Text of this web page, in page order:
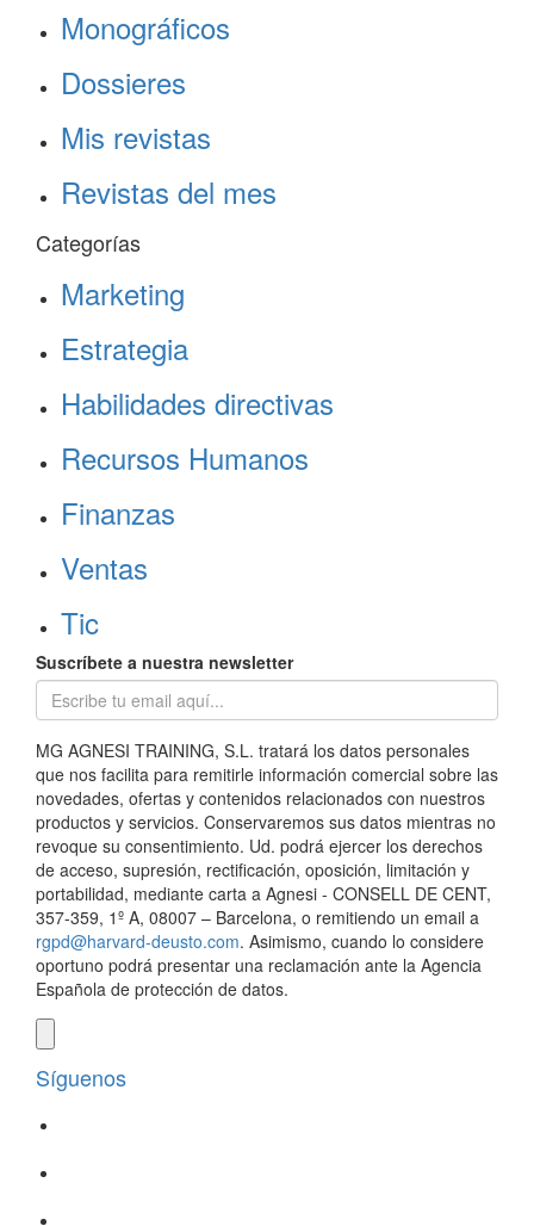
Monográficos
Dossieres
Mis revistas
Revistas del mes
Categorías
Marketing
Estrategia
Habilidades directivas
Recursos Humanos
Finanzas
Ventas
Tic
Suscríbete a nuestra newsletter
MG AGNESI TRAINING, S.L. tratará los datos personales
que nos facilita para remitirle información comercial sobre las
novedades, ofertas y contenidos relacionados con nuestros
productos y servicios. Conservaremos sus datos mientras no
revoque su consentimiento. Ud. podrá ejercer los derechos
de acceso, supresión, rectificación, oposición, limitación y
portabilidad, mediante carta a Agnesi - CONSELL DE CENT,
357-359, 1º A, 08007 – Barcelona, o remitiendo un email a
rgpd@harvard-deusto.com. Asimismo, cuando lo considere
oportuno podrá presentar una reclamación ante la Agencia
Española de protección de datos.
Síguenos